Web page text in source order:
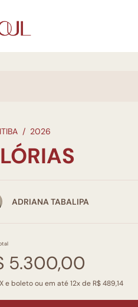
/ 2026
ADRIANA TABALIPA
5.300,00
e boleto ou em até 12x de R$ 489,14